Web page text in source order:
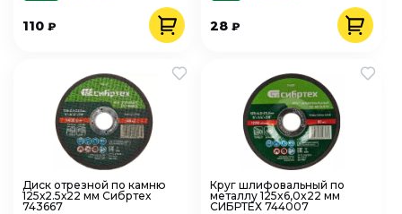
110 ₽ 28₽
Диск отрезной по камню
125х2.5х22 мм Сибртех
743667
Круг шлифовальный по
металлу 125x6,0x22 мм
СИБРТЕХ 744007